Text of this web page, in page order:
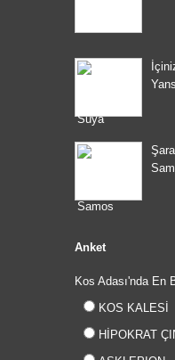
Anket
Kos Adası'nda En
KOS KALESİ
HİPOKRAT